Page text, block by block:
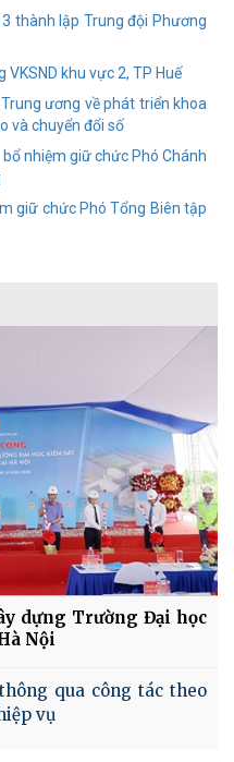
thành lập Trung đội Phương
khu vực 2, TP Huế
ương về phát triển khoa
và chuyển đổi số
nhiệm giữ chức Phó Chánh
giữ chức Phó Tổng Biên tập
dựng Trường Đại học
Nội
qua công tác theo
vụ